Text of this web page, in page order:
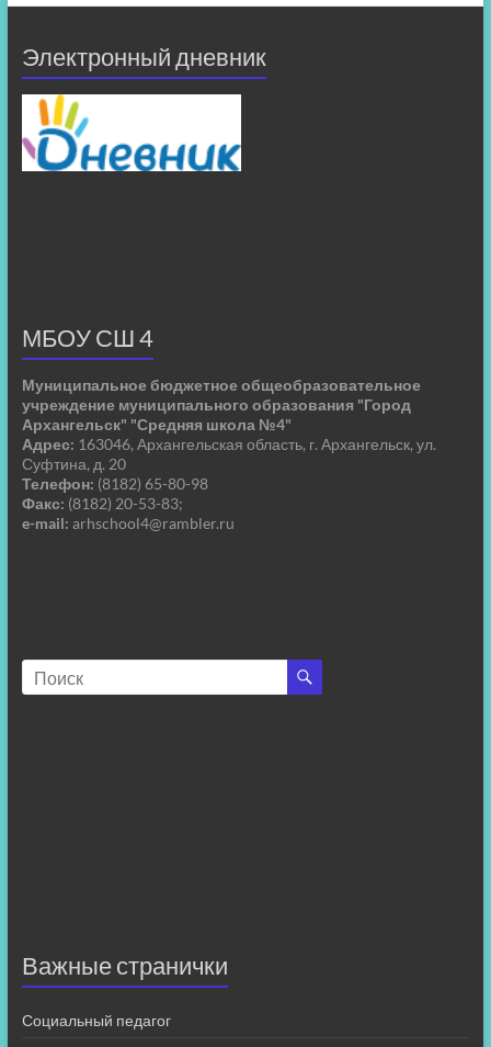
Электронный дневник
МБОУ СШ 4
Муниципальное бюджетное общеобразовательное
учреждение муниципального образования "Город
Архангельск" "Средняя школа №4"
Адрес: 163046, Архангельская область, г. Архангельск, ул.
Суфтина, д. 20
Телефон: (8182) 65-80-98
Факс: (8182) 20-53-83;
e-mail: arhschool4@rambler.ru
Важные странички
Социальный педагог